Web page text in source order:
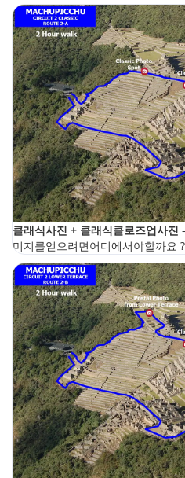
클래식사진 + 클래식클로즈업사진
미지를얻으려면어디에서야할까요 ?